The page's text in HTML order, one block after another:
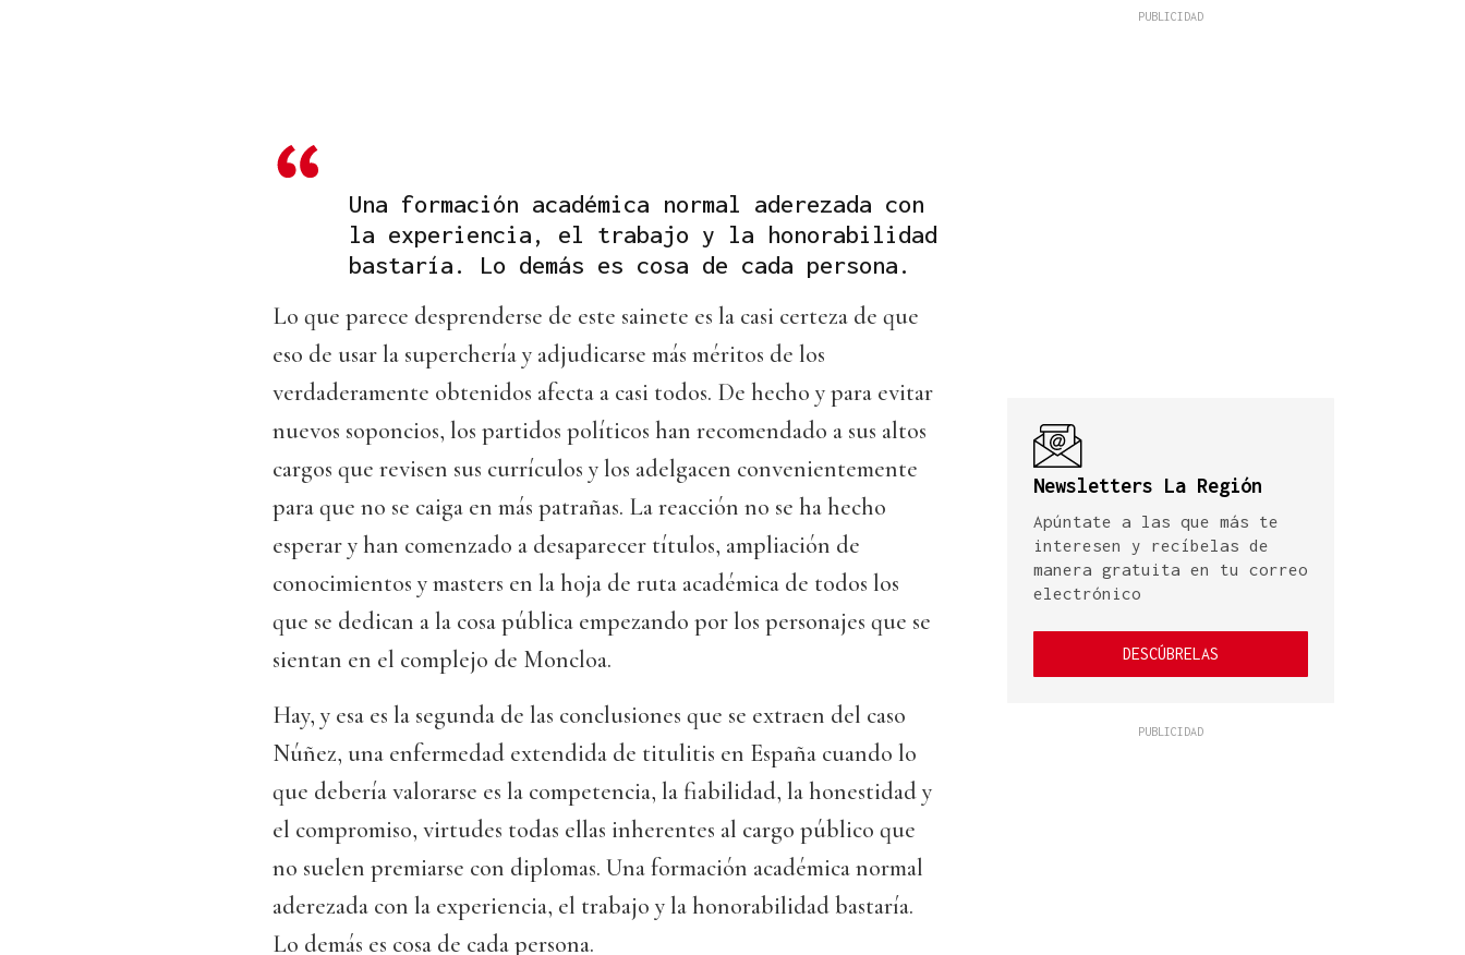
Una formación académica normal aderezada con
la experiencia, el trabajo y la honorabilidad
bastaría. Lo demás es cosa de cada persona.
Lo que parece desprenderse de este sainete es la casi certeza de que
eso de usar la superchería y adjudicarse más méritos de los
verdaderamente obtenidos afecta a casi todos. De hecho y para evitar
nuevos soponcios, los partidos políticos han recomendado a sus altos
cargos que revisen sus currículos y los adelgacen convenientemente
para que no se caiga en más patrañas. La reacción no se ha hecho
esperar y han comenzado a desaparecer títulos, ampliación de
conocimientos y masters en la hoja de ruta académica de todos los
que se dedican a la cosa pública empezando por los personajes que se
sientan en el complejo de Moncloa.
Hay, y esa es la segunda de las conclusiones que se extraen del caso
Núñez, una enfermedad extendida de titulitis en España cuando lo
que debería valorarse es la competencia, la fiabilidad, la honestidad y
el compromiso, virtudes todas ellas inherentes al cargo público que
no suelen premiarse con diplomas. Una formación académica normal
aderezada con la experiencia, el trabajo y la honorabilidad bastaría.
Lo demás es cosa de cada persona.
Newsletters La Región
Apúntate a las que más te
interesen y recíbelas de
manera gratuita en tu correo
electrónico
DESCÚBRELAS